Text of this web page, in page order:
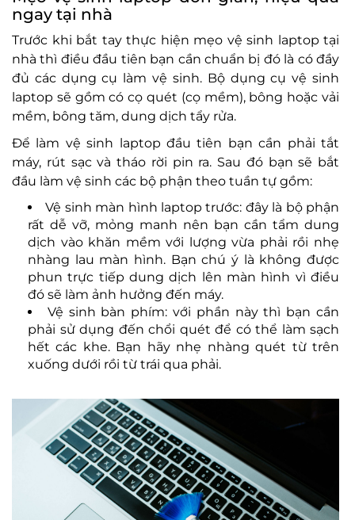
ngay tại nhà
Trước khi bắt tay thực hiện mẹo vệ sinh laptop tại
nhà thì điều đầu tiên bạn cần chuẩn bị đó là có đầy
đủ các dụng cụ làm vệ sinh. Bộ dụng cụ vệ sinh
laptop sẽ gồm có cọ quét (cọ mềm), bông hoặc vải
mềm, bông tăm, dung dịch tẩy rửa.
Để làm vệ sinh laptop đầu tiên bạn cần phải tắt
máy, rút sạc và tháo rời pin ra. Sau đó bạn sẽ bắt
đầu làm vệ sinh các bộ phận theo tuần tự gồm:
Vệ sinh màn hình laptop trước: đây là bộ phận
rất dễ vỡ, mỏng manh nên bạn cần tẩm dung
dịch vào khăn mềm với lượng vừa phải rồi nhẹ
nhàng lau màn hình. Bạn chú ý là không được
phun trực tiếp dung dịch lên màn hình vì điều
đó sẽ làm ảnh hưởng đến máy.
Vệ sinh bàn phím: với phần này thì bạn cần
phải sử dụng đến chổi quét để có thể làm sạch
hết các khe. Bạn hãy nhẹ nhàng quét từ trên
xuống dưới rồi từ trái qua phải.